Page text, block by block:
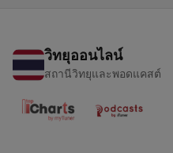
วิทยุออนไลน์
สถานีวิทยุและพอดแคสต์